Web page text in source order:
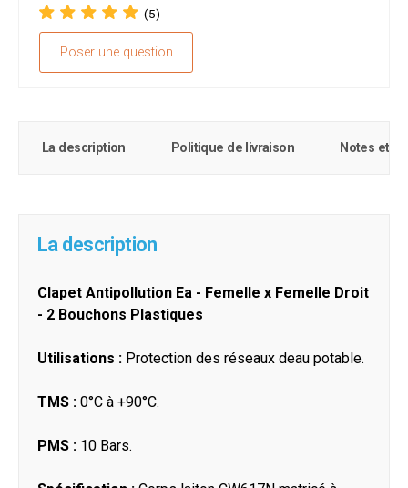
(5)
Poser une question
La description Politique de livraison Notes et
La description
Clapet Antipollution Ea - Femelle x Femelle Droit
- 2 Bouchons Plastiques
Utilisations : Protection des réseaux deau potable.
TMS : 0°C à +90°C.
PMS : 10 Bars.